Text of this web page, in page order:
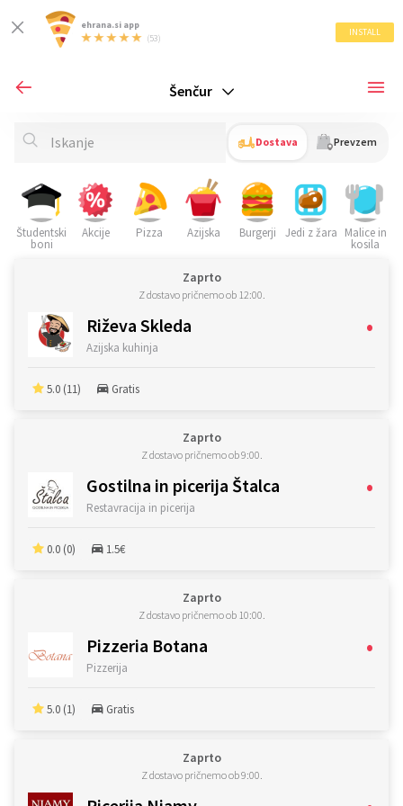
ehrana.si app
(53)
INSTALL
Šenčur
Dostava Prevzem
Študentski
boni
Akcije Pizza Azijska Burgerji Jedi z žara Malice in
kosila
Zaprto
Z dostavo pričnemo ob 12:00.
Riževa Skleda •
Azijska kuhinja
5.0 (11) Gratis
Zaprto
Z dostavo pričnemo ob 9:00.
Gostilna in picerija Štalca •
Restavracija in picerija
0.0 (0) 1.5€
Zaprto
Z dostavo pričnemo ob 10:00.
Pizzeria Botana •
Pizzerija
5.0 (1) Gratis
Zaprto
Z dostavo pričnemo ob 9:00.